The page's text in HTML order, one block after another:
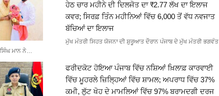
ਹੇਠ ਚਾਰ ਮਹੀਨੇ ਦੀ ਦਿਲਜੋਤ ਦਾ ₹2.77 ਲੱਖ ਦਾ ਇਲਾਜ
ਕਵਰ; ਸਿਰਫ਼ ਤਿੰਨ ਮਹੀਨਿਆਂ ਵਿੱਚ 6,000 ਤੋਂ ਵੱਧ ਨਵਜਾਤ
ਬੱਚਿਆਂ ਦਾ ਇਲਾਜ
ਮੁੱਖ ਮੰਤਰੀ ਸਿਹਤ ਯੋਜਨਾ ਦੀ ਸ਼ੁਰੂਆਤ ਦੌਰਾਨ ਪੰਜਾਬ ਦੇ ਮੁੱਖ ਮੰਤਰੀ ਭਗਵੰਤ
ਸਿੰਘ ਮਾਨ ਨੇ…
ਫਰੀਦਕੋਟ ਹੋਇਆ ਪੰਜਾਬ ਵਿੱਚ ਨਸ਼ਿਆਂ ਖ਼ਿਲਾਫ਼ ਕਾਰਵਾਈ
ਵਿੱਚ ਮੂਹਰਲੇ ਜ਼ਿਲ੍ਹਿਆਂ ਵਿੱਚ ਸ਼ਾਮਲ; ਅਪਰਾਧ ਵਿੱਚ 37%
ਕਮੀ, ਲੁੱਟ ਖੋਹ ਦੇ ਮਾਮਲਿਆਂ ਵਿੱਚ 97% ਬਰਾਮਦਗੀ ਦਰਜ